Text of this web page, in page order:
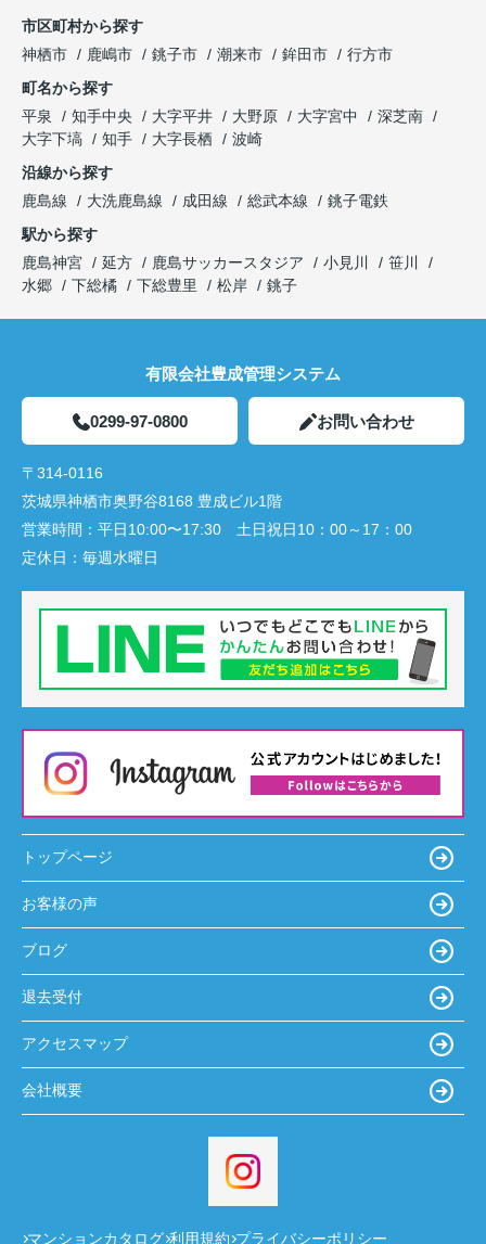
市区町村から探す
神栖市
鹿嶋市 銚子市 潮来市 鉾田市
行方市
町名から探す
平泉
知手中央 大字平井 大野原 大字宮中
深芝南
大字下塙
知手 大字長栖
波崎
沿線から探す
鹿島線
大洗鹿島線 成田線 総武本線
銚子電鉄
駅から探す
鹿島神宮
延方 鹿島サッカースタジア 小見川
笹川
水郷
下総橘 下総豊里 松岸 銚子
有限会社豊成管理システム
0299-97-0800 お問い合わせ
〒314-0116
茨城県神栖市奥野谷8168 豊成ビル1階
営業時間： 平日10:00〜17:30 土日祝日10：00～17：00
定休日： 毎週水曜日
トップページ
お客様の声
ブログ
退去受付
アクセスマップ
会社概要
マンションカタログ 利用規約 プライバシーポリシー